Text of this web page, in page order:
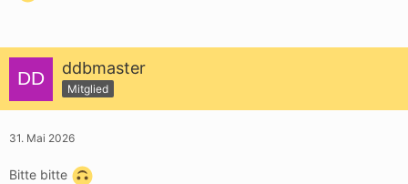
ddbmaster
Mitglied
31. Mai 2026
Bitte bitte